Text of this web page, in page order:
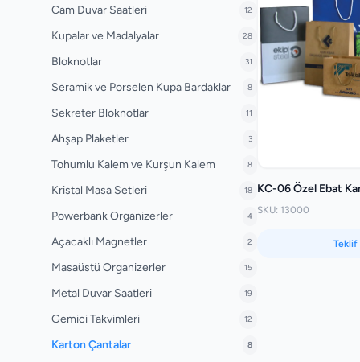
Cam Duvar Saatleri 12
Kupalar ve Madalyalar 28
Bloknotlar 31
Seramik ve Porselen Kupa Bardaklar 8
Sekreter Bloknotlar 11
Ahşap Plaketler 3
Tohumlu Kalem ve Kurşun Kalem 8
Kristal Masa Setleri 18
Powerbank Organizerler 4
Açacaklı Magnetler 2
Masaüstü Organizerler 15
Metal Duvar Saatleri 19
Gemici Takvimleri 12
Karton Çantalar 8
KC-06 Özel Ebat
SKU: 13000
Teklif